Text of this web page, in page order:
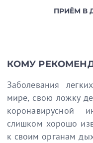
ПРИЁМ В
КОМУ
Заболевания
мире, свою ложку
коронавирусной
слишком хорошо
к своим органам